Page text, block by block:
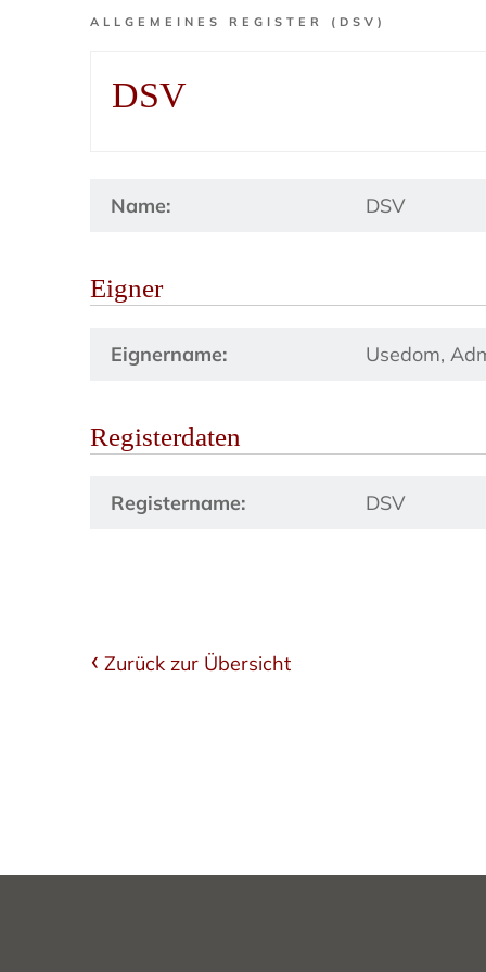
ALLGEMEINES REGISTER (DSV)
DSV
Name: DSV
Eigner
Eignername: Usedom,
Registerdaten
Registername: DSV
Zurück zur Übersicht